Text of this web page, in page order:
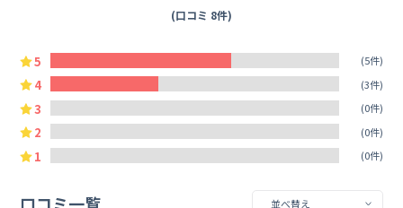
(口コミ 8件)
5 (5件)
4 (3件)
3 (0件)
2 (0件)
1 (0件)